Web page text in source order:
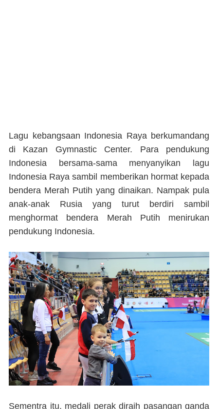
Lagu kebangsaan Indonesia Raya berkumandang
di Kazan Gymnastic Center. Para pendukung
Indonesia bersama-sama menyanyikan lagu
Indonesia Raya sambil memberikan hormat kepada
bendera Merah Putih yang dinaikan. Nampak pula
anak-anak Rusia yang turut berdiri sambil
menghormat bendera Merah Putih menirukan
pendukung Indonesia.
Sementra itu, medali perak diraih pasangan ganda